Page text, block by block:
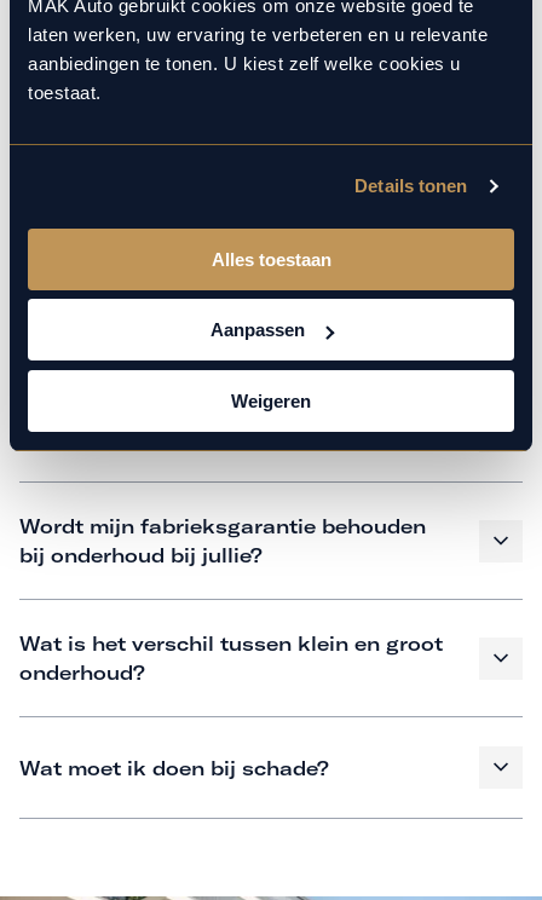
MAK Auto gebruikt cookies om onze website goed te
laten werken, uw ervaring te verbeteren en u relevante
aanbiedingen te tonen. U kiest zelf welke cookies u
toestaat.
Details tonen
Alles toestaan
Aanpassen
Weigeren
verzorgen het onderhoud op hetzelfde niveau als een
merkdealer, met behoud van de fabrieksgarantie. Kom
gerust langs in onze werkplaats voor een APK of een
Hoe weet ik welk onderhoud mijn
auto nodig heeft en wanneer?
Is vervangend vervoer mogelijk?
Wordt mijn fabrieksgarantie behouden
bij onderhoud bij jullie?
Wat is het verschil tussen klein en groot
onderhoud?
Wat moet ik doen bij schade?